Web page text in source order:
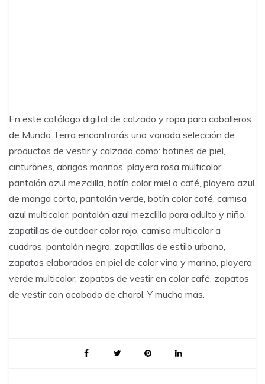
En este catálogo digital de calzado y ropa para caballeros
de Mundo Terra encontrarás una variada selección de
productos de vestir y calzado como: botines de piel,
cinturones, abrigos marinos, playera rosa multicolor,
pantalón azul mezclilla, botín color miel o café, playera azul
de manga corta, pantalón verde, botín color café, camisa
azul multicolor, pantalón azul mezclilla para adulto y niño,
zapatillas de outdoor color rojo, camisa multicolor a
cuadros, pantalón negro, zapatillas de estilo urbano,
zapatos elaborados en piel de color vino y marino, playera
verde multicolor, zapatos de vestir en color café, zapatos
de vestir con acabado de charol. Y mucho más.